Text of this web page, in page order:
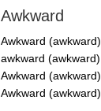
Awkward
Awkward (awkward)
awkward (awkward)
Awkward (awkward)
Awkward (awkward)